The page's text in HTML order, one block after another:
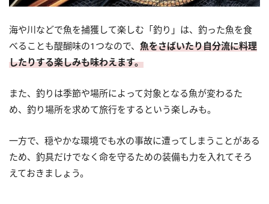
海や川などで魚を捕獲して楽しむ「釣り」は、釣った魚を食
べることも醍醐味の1つなので、 魚をさばいたり自分流に料理
したりする楽しみも味わえます。
また、釣りは季節や場所によって対象となる魚が変わるた
め、釣り場所を求めて旅行をするという楽しみも。
一方で、穏やかな環境でも水の事故に遭ってしまうことがある
ため、釣具だけでなく命を守るための装備も力を入れてそろ
えておきましょう。